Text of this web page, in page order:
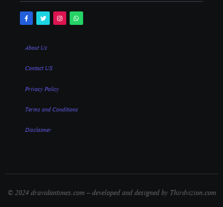
About Us
Contact US
Privacy Policy
Terms and Conditions
Disclaimer
© 2024 dravidantimes.com – developed and designed by Thirdvizion.com